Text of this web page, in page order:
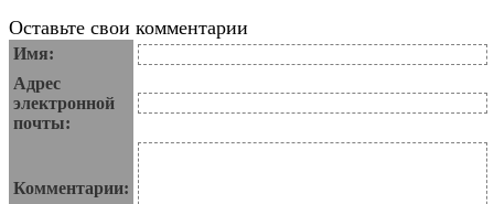
Оставьте свои комментарии
Имя:
Адрес
электронной
почты:
Комментарии: